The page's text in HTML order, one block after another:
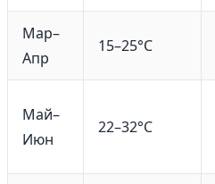
Мар–
Апр
15–25°C
Май–
Июн
22–32°C